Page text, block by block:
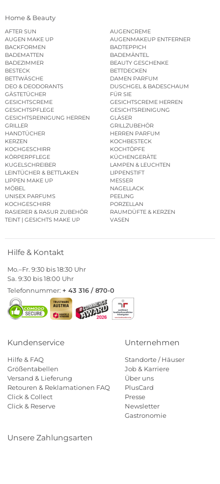
Home & Beauty
AFTER SUN
AUGENCREME
AUGEN MAKE UP
AUGENMAKEUP ENTFERNER
BACKFORMEN
BADTEPPICH
BADEMATTEN
BADEMÄNTEL
BADEZIMMER
BEAUTY GESCHENKE
BESTECK
BETTDECKEN
BETTWÄSCHE
DAMEN PARFUM
DEO & DEODORANTS
DUSCHGEL & BADESCHAUM
GÄSTETÜCHER
FÜR SIE
GESICHTSCREME
GESICHTSCREME HERREN
GESICHTSPFLEGE
GESICHTSREINIGUNG
GESICHTSREINIGUNG HERREN
GLÄSER
GRILLER
GRILLZUBEHÖR
HANDTÜCHER
HERREN PARFUM
KERZEN
KOCHBESTECK
KOCHGESCHIRR
KOCHTÖPFE
KÖRPERPFLEGE
KÜCHENGERÄTE
KUGELSCHREIBER
LAMPEN & LEUCHTEN
LEINTÜCHER & BETTLAKEN
LIPPENSTIFT
LIPPEN MAKE UP
MESSER
MÖBEL
NAGELLACK
UNISEX PARFUMS
PEELING
KOCHGESCHIRR
PORZELLAN
RASIERER & RASUR ZUBEHÖR
RAUMDÜFTE & KERZEN
TEINT | GESICHTS MAKE UP
VASEN
Hilfe & Kontakt
Mo.–Fr. 9:30 bis 18:30 Uhr
Sa. 9:30 bis 18:00 Uhr
Telefonnummer: + 43 316 / 870-0
Kundenservice
Hilfe & FAQ
Größentabellen
Versand & Lieferung
Retouren & Reklamationen FAQ
Click & Collect
Click & Reserve
Unternehmen
Standorte / Häuser
Job & Karriere
Über uns
PlusCard
Presse
Newsletter
Gastronomie
Unsere Zahlungsarten